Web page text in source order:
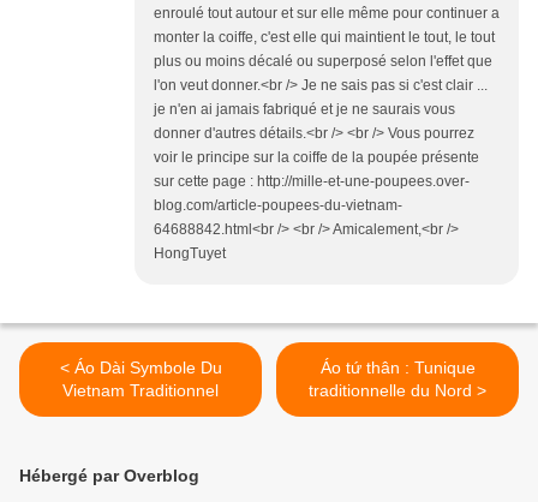
enroulé tout autour et sur elle même pour continuer a
monter la coiffe, c'est elle qui maintient le tout, le tout
plus ou moins décalé ou superposé selon l'effet que
l'on veut donner.<br /> Je ne sais pas si c'est clair ...
je n'en ai jamais fabriqué et je ne saurais vous
donner d'autres détails.<br /> <br /> Vous pourrez
voir le principe sur la coiffe de la poupée présente
sur cette page : http://mille-et-une-poupees.over-
blog.com/article-poupees-du-vietnam-
64688842.html<br /> <br /> Amicalement,<br />
HongTuyet
< Áo Dài Symbole Du
Vietnam Traditionnel
Áo tứ thân : Tunique
traditionnelle du Nord >
Hébergé par Overblog